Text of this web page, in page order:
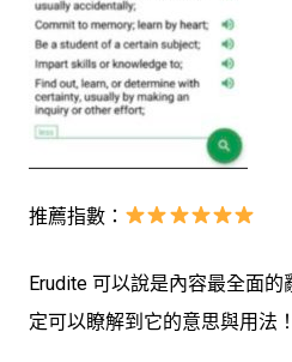
推薦指數：
Erudite 可以說是內容最全面
定可以瞭解到它的意思與用法！